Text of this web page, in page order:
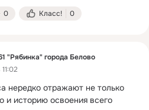
0 Класс! 0
"Рябинка" города Белово
нередко отражают не только
и историю освоения всего